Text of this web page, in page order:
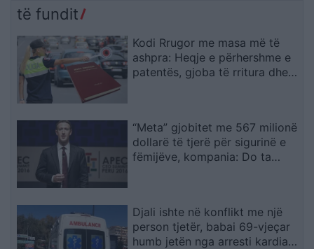
të fundit
Kodi Rrugor me masa më të
ashpra: Heqje e përhershme e
patentës, gjoba të rritura dhe
“Meta” gjobitet me 567 milionë
dollarë të tjerë për sigurinë e
fëmijëve, kompania: Do ta
Djali ishte në konflikt me një
person tjetër, babai 69-vjeçar
humb jetën nga arresti kardiak